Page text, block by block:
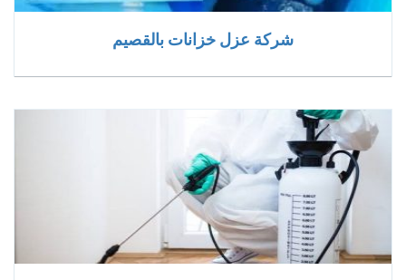
شركة عزل خزانات بالقصيم